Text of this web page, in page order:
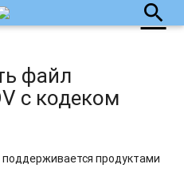
search
файл
с кодеком
продуктами